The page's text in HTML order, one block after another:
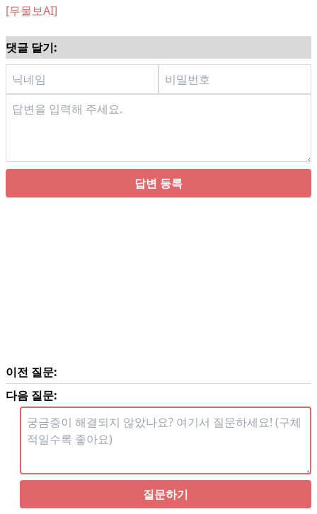
[무물보AI]
댓글 달기:
답변 등록
이전 질문:
다음 질문:
질문하기